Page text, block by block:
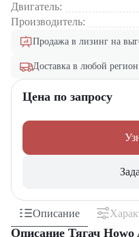
Двигатель:
Производитель:
Продажа в лизинг на
Доставка в любой
Цена по запросу
Описание
Описание Тягач Howo